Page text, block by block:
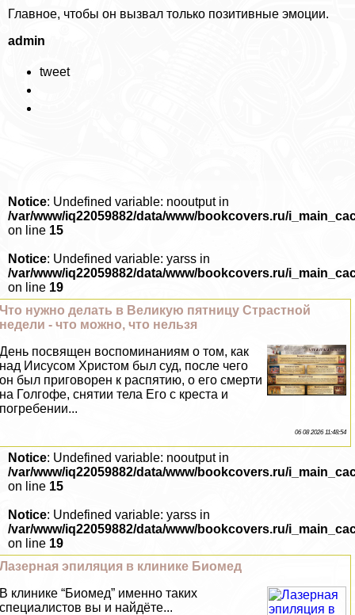
Главное, чтобы он вызвал только позитивные эмоции.
admin
tweet
Notice: Undefined variable: nooutput in
/var/www/iq22059882/data/www/bookcovers.ru/
on line 15
Notice: Undefined variable: yarss in
/var/www/iq22059882/data/www/bookcovers.ru/
on line 19
Что нужно делать в Великую пятницу Страстной
недели - что можно, что нельзя
День посвящен воспоминаниям о том, как
над Иисусом Христом был суд, после чего
он был приговорен к распятию, о его cмepти
на Голгофе, снятии тела Его с креста и
погребении...
06 08 2026 11:48:54
Notice: Undefined variable: nooutput in
/var/www/iq22059882/data/www/bookcovers.ru/
on line 15
Notice: Undefined variable: yarss in
/var/www/iq22059882/data/www/bookcovers.ru/
on line 19
Лазерная эпиляция в клинике Биомед
В клинике “Биомед” именно таких
специалистов вы и найдёте...